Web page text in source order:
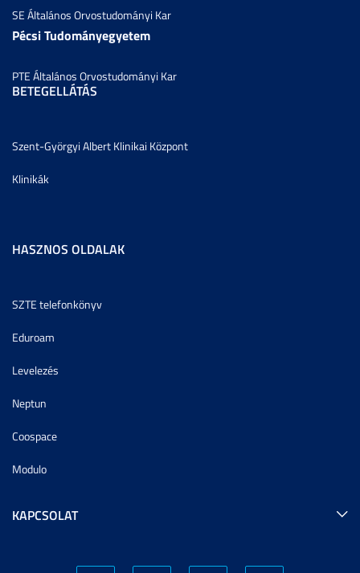
SE Általános Orvostudományi Kar
Pécsi Tudományegyetem
PTE Általános Orvostudományi Kar
BETEGELLÁTÁS
Szent-Györgyi Albert Klinikai Központ
Klinikák
HASZNOS OLDALAK
SZTE telefonkönyv
Eduroam
Levelezés
Neptun
Coospace
Modulo
KAPCSOLAT